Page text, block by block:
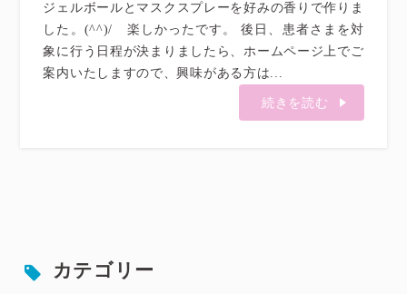
ジェルボールとマスクスプレーを好みの香りで作りま
した。(^^)/ 楽しかったです。 後日、患者さまを対
象に行う日程が決まりましたら、ホームページ上でご
案内いたしますので、興味がある方は...
続きを読む
カテゴリー